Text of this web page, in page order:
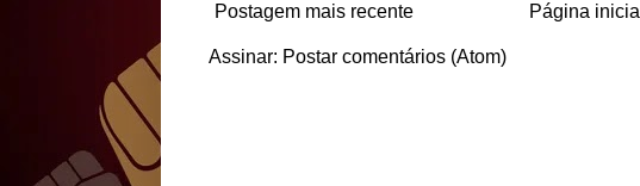
Postagem mais recente Página inicial
Assinar: Postar comentários (Atom)